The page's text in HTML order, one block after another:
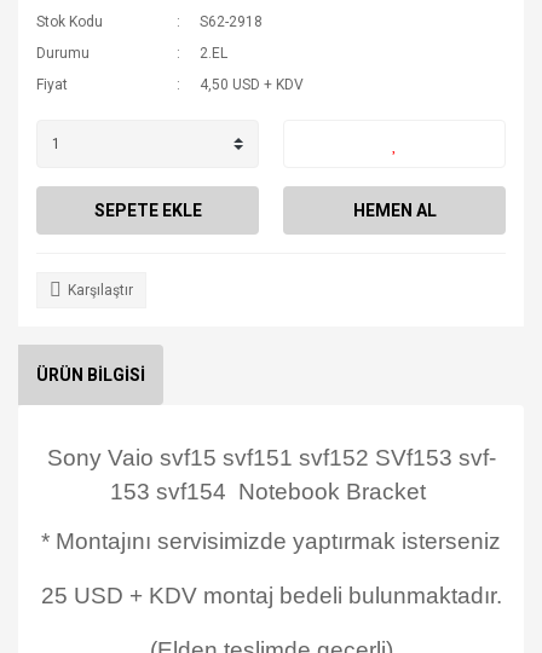
Stok Kodu
S62-2918
Durumu
2.EL
Fiyat
4,50 USD + KDV
SEPETE EKLE HEMEN AL
Karşılaştır
ÜRÜN BİLGİSİ
Sony Vaio svf15 svf151 svf152 SVf153 svf-
153 svf154 Notebook Bracket
* Montajını servisimizde yaptırmak isterseniz
25 USD + KDV montaj bedeli bulunmaktadır.